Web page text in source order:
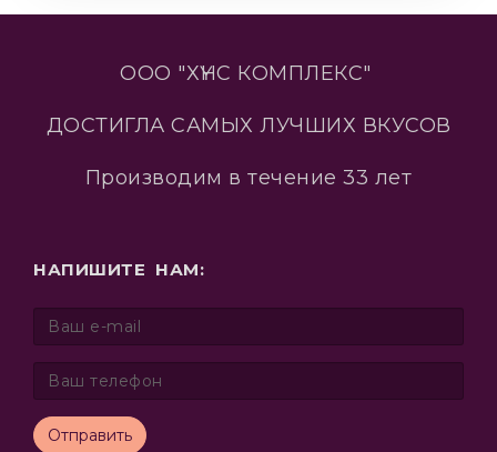
ООО "ХҮНС КОМПЛЕКС"
ДОСТИГЛА САМЫХ ЛУЧШИХ ВКУСОВ
Производим в течение 33 лет
НАПИШИТЕ НАМ:
Отправить